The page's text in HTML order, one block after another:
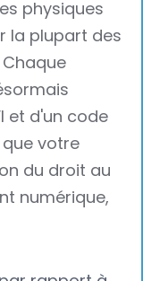
physiques
la plupart des
et d'un code
votre
du droit au
numérique,